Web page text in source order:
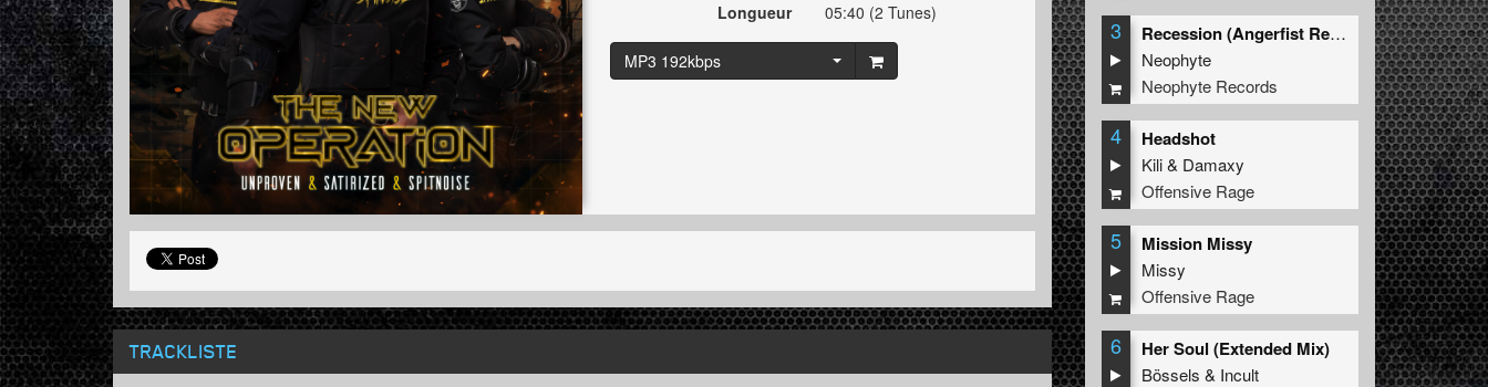
Longueur
05:40 (2 Tunes)
MP3 192kbps
TRACKLISTE
3
Recession (Angerfist Remix Extended)
Neophyte
Neophyte Records
4 Headshot
Kili& Damaxy
Offensive Rage
5 Mission Missy
Missy
Offensive Rage
6 Her Soul (Extended Mix)
Bössels & Incult